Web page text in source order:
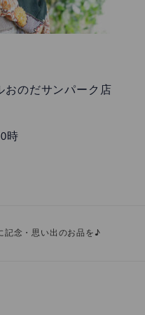
おのだサンパーク店
時
記念・思い出のお品を♪